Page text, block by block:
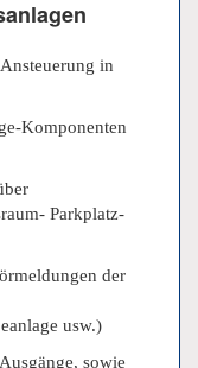
in
Komponenten
Parkplatz-
der
usw.)
sowie